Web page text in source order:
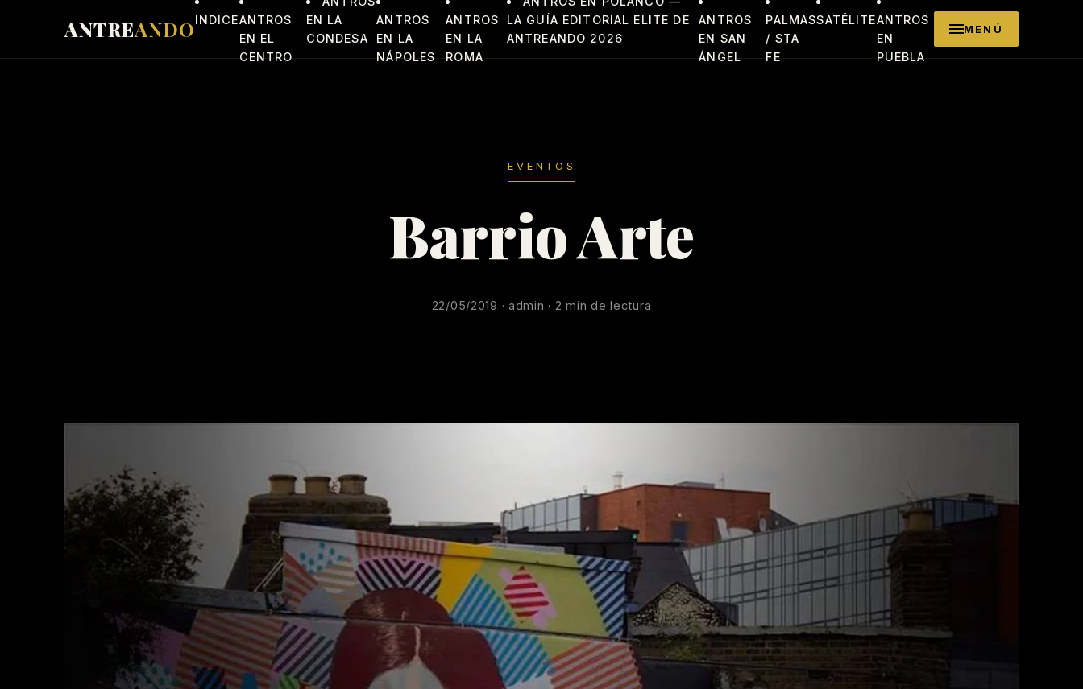
ANTREANDOINDICEANTROS
EN EL
CENTRO
EN LA
CONDESA
ANTROS
EN LA
NÁPOLES
ANTROS
EN LA
ROMA
LA GUÍA EDITORIAL ELITE DE
ANTREANDO 2026
ANTROS
EN SAN
ÁNGEL
PALMAS
/ STA
FE
SATÉLITEANTROS
EN
PUEBLA
MENÚ
EVENTOS
Barrio Arte
22/05/2019 · admin · 2 min de lectura